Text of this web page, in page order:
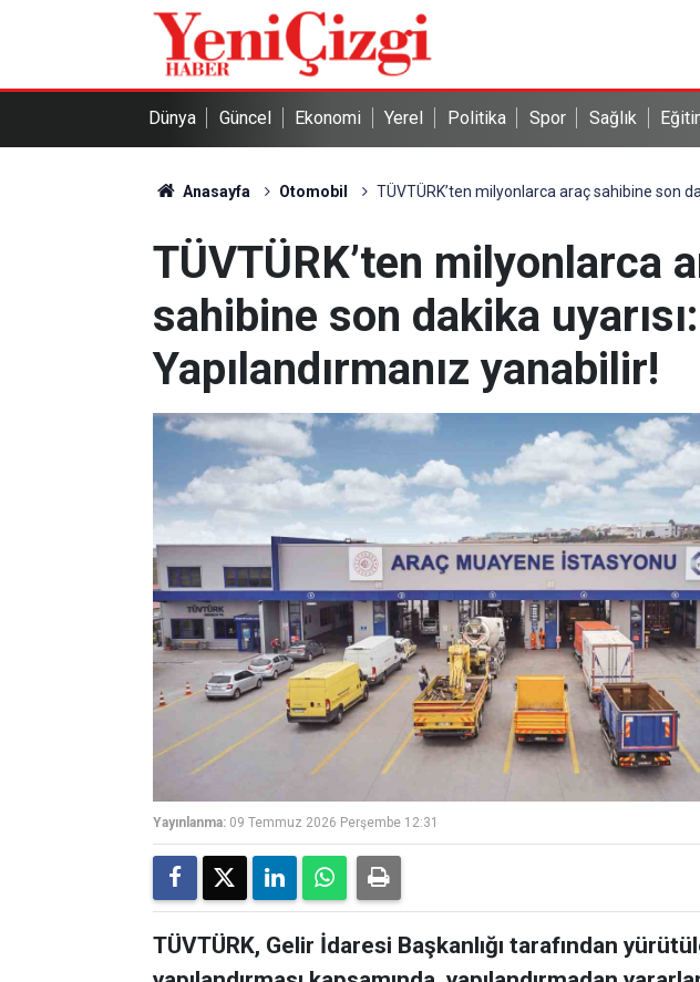
Dünya Güncel Ekonomi Yerel Politika Spor Sağlık
Anasayfa Otomobil TÜVTÜRK’ten milyonlarca araç sahibine son
TÜVTÜRK’ten milyonlarca
sahibine son dakika uyarısı:
Yapılandırmanız yanabilir!
Yayınlanma: 09 Temmuz 2026 Perşembe 12:31
TÜVTÜRK, Gelir İdaresi Başkanlığı tarafından